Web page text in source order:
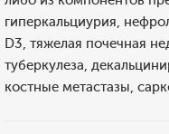
гиперкальциурия,
D3, тяжелая почечная
туберкулеза,
костные метастазы,